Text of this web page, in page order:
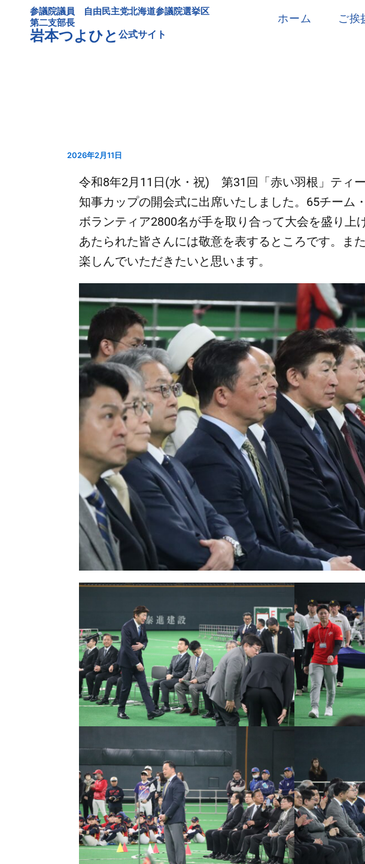
参議院議員 自由民主党北海道参議院選挙区
第二支部長
岩本つよひと 公式サイト
ホーム ご挨
2026年2月11日
令和8年2月11日(水・祝) 第31回「赤い羽根」ティ
知事カップの開会式に出席いたしました。65チーム
ボランティア2800名が手を取り合って大会を盛り上
あたられた皆さんには敬意を表するところです。ま
楽しんでいただきたいと思います。